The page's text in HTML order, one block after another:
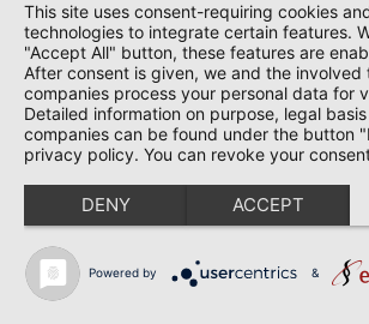
This site uses consent-requiring cookies
technologies to integrate certain features.
"Accept All" button, these features are
After consent is given, we and the
companies process your personal data for
Detailed information on purpose, legal
companies can be found under the button
privacy policy. You can revoke your
DENY ACCEPT
Powered by &